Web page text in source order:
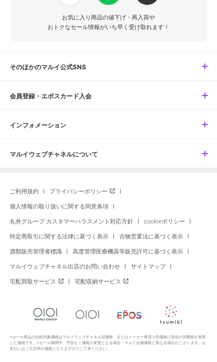
お気に入り商品の値下げ・再入荷や
おトクなセール情報がいち早く受け取れます！
そのほかのマルイ公式SNS
会員登録・エポスカード入会
インフォメーション
マルイウェブチャネルについて
ご利用規約 プライバシーポリシー
個人情報の取り扱いに関する同意条項
丸井グループ カスタマーハラスメント対応方針 cookieポリシー
特定商取引に関する法律に基づく表示 古物営業法に基づく表示
酒類販売管理者標識 高度管理医療機器等販売許可に基づく表示
マルイウェブチャネル出店のお問い合わせ サイトマップ
宅配買取サービス 宅配収納サービス
※セール商品の比較対象価格はマルイウェブチャネル旧価格、またはメーカー希望小売価格に現在の消費税を加算
した価格です。※セール期間中、予告なく価格が変更となる場合・マルイ店舗価格と異なる場合がございます。お
支払いはご注文時の価格となりますのでご了承ください。